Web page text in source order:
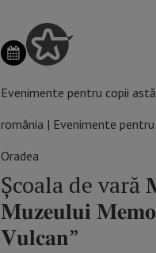
Evenimente pentru copii
românia | Evenimente pentru
Oradea
Școala de vară
𝐌𝐮𝐳𝐞𝐮𝐥𝐮𝐢
𝐕𝐮𝐥𝐜𝐚𝐧”